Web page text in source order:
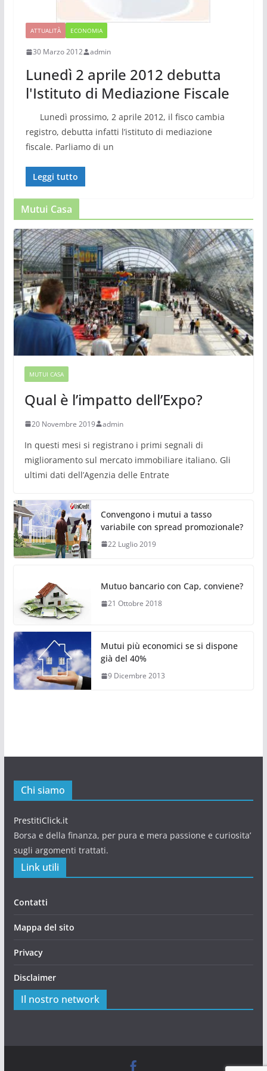
ATTUALITÀ ECONOMIA
30 Marzo 2012 admin
Lunedì 2 aprile 2012 debutta
l'Istituto di Mediazione Fiscale
Lunedì prossimo, 2 aprile 2012, il fisco cambia
registro, debutta infatti l’istituto di mediazione
fiscale. Parliamo di un
Leggi tutto
Mutui Casa
MUTUI CASA
Qual è l’impatto dell’Expo?
20 Novembre 2019 admin
In questi mesi si registrano i primi segnali di
miglioramento sul mercato immobiliare italiano. Gli
ultimi dati dell’Agenzia delle Entrate
Convengono i mutui a tasso
variabile con spread promozionale?
22 Luglio 2019
Mutuo bancario con Cap, conviene?
21 Ottobre 2018
Mutui più economici se si dispone
già del 40%
9 Dicembre 2013
Chi siamo
PrestitiClick.it
Borsa e della finanza, per pura e mera passione e curiosita’
sugli argomenti trattati.
Link utili
Contatti
Mappa del sito
Privacy
Disclaimer
Il nostro network